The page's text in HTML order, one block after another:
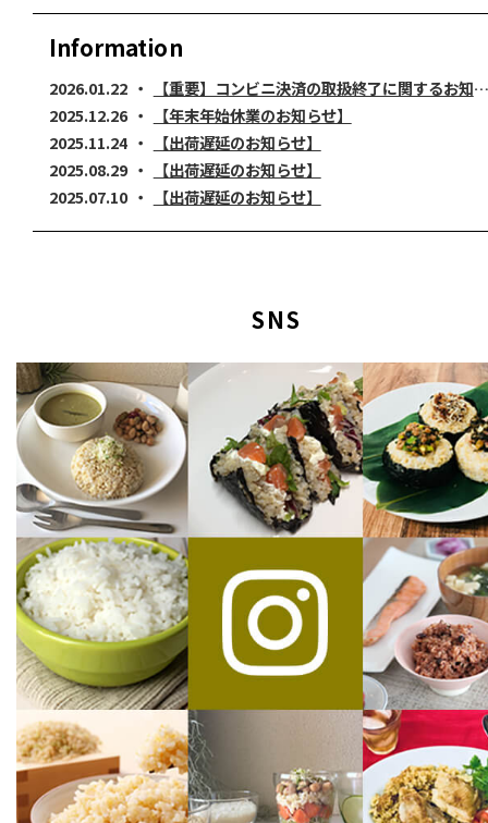
Information
2026.01.22
【重要】コンビニ決済の取扱終了に関するお知らせ
2025.12.26
【年末年始休業のお知らせ】
2025.11.24
【出荷遅延のお知らせ】
2025.08.29
【出荷遅延のお知らせ】
2025.07.10
【出荷遅延のお知らせ】
【臨時休業のお知らせ】
SNS